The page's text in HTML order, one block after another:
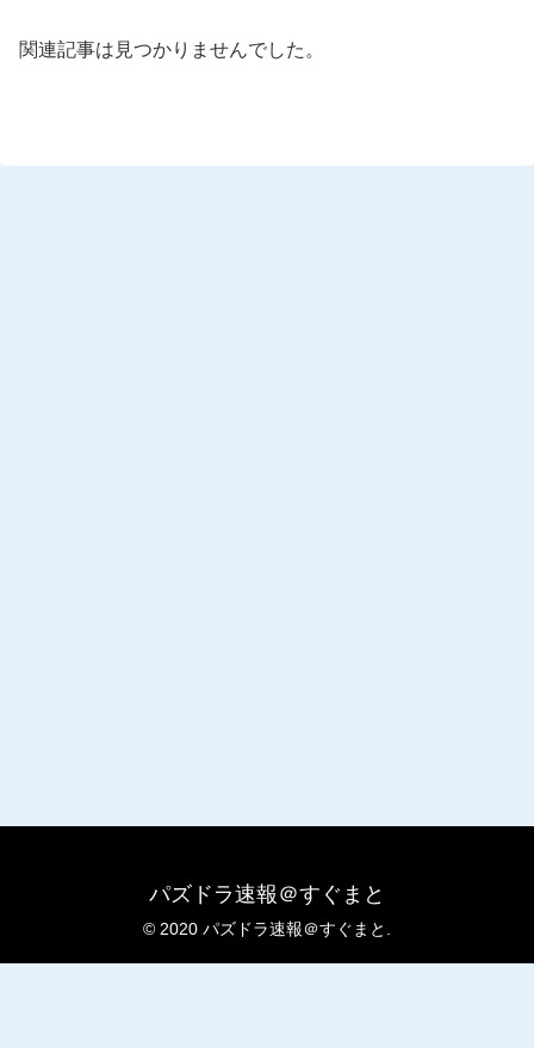
関連記事は見つかりませんでした。
パズドラ速報＠すぐまと
© 2020 パズドラ速報＠すぐまと.